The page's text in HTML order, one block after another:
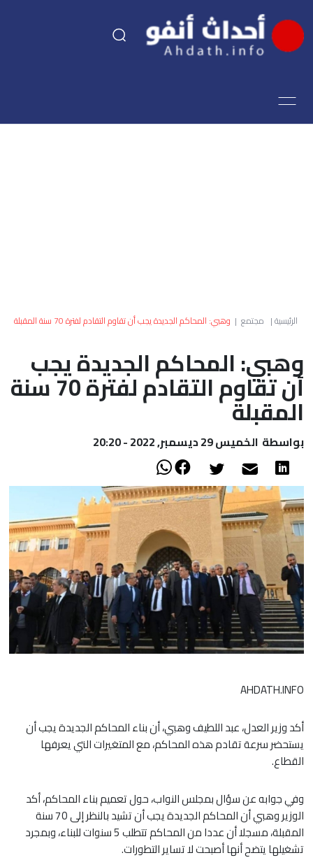
اقتصاد
العالم
أعمدة
الصحراء
الرئيسية| مجتمع | وهبي: المحاكم الجديدة يجب أن تقاوم التقادم لفترة 70 سنة المقبلة
وهبي: المحاكم الجديدة يجب
أن تقاوم التقادم لفترة 70 سنة
المقبلة
بواسطة الخميس 29 ديسمبر, 2022 - 20:20
AHDATH.INFO
أكد وزير العدل، عبد اللطيف وهبي، أن بناء المحاكم الجديدة يجب أن
يستحضر سرعة تقادم هذه المحاكم، مع المتغيرات التي يعرفها
القطاع.
وفي جوابه عن سؤال بمجلس النواب، حول تعميم بناء المحاكم، أكد
الوزير وهبي أن المحاكم الجديدة يجب أن تشيد بالنظر إلى 70 سنة
المقبلة، مسجلا أن عددا من المحاكم تتطلب 5 سنوات للبناء، وبمجرد
تشغيلها يتضح أنها أصبحت لا تساير التطورات.